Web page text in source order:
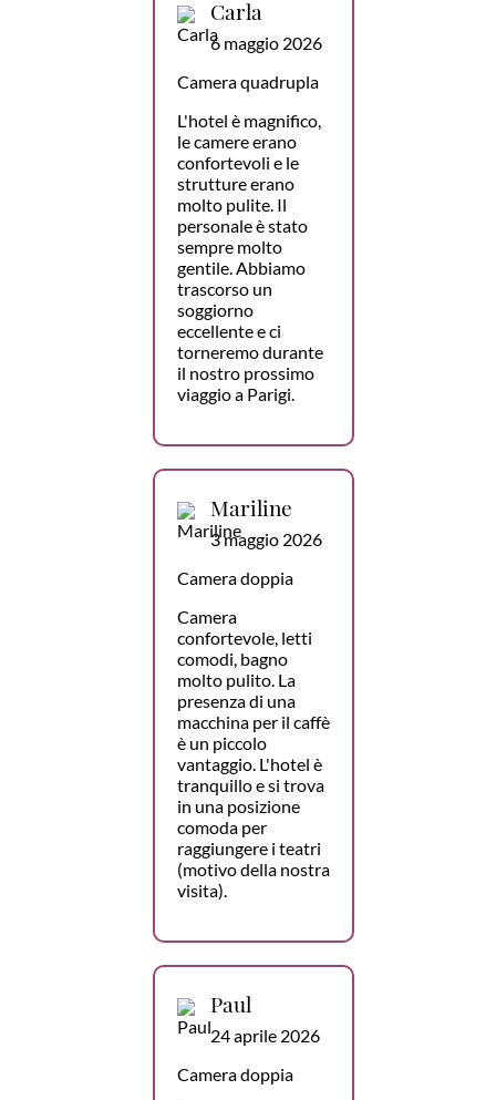
Carla
6 maggio 2026
Camera quadrupla
L'hotel è magnifico,
le camere erano
confortevoli e le
strutture erano
molto pulite. Il
personale è stato
sempre molto
gentile. Abbiamo
trascorso un
soggiorno
eccellente e ci
torneremo durante
il nostro prossimo
viaggio a Parigi.
Mariline
3 maggio 2026
Camera doppia
Camera
confortevole, letti
comodi, bagno
molto pulito. La
presenza di una
macchina per il caffè
è un piccolo
vantaggio. L'hotel è
tranquillo e si trova
in una posizione
comoda per
raggiungere i teatri
(motivo della nostra
visita).
Paul
24 aprile 2026
Camera doppia